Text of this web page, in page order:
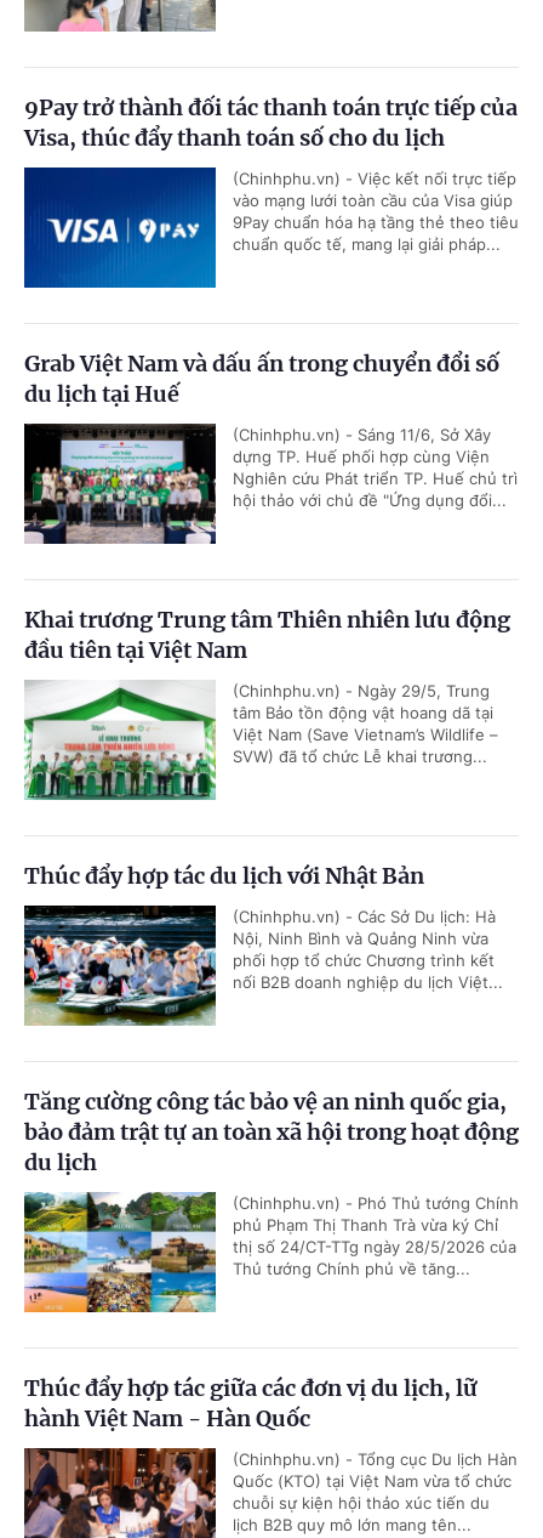
9Pay trở thành đối tác thanh toán trực tiếp của
Visa, thúc đẩy thanh toán số cho du lịch
(Chinhphu.vn) - Việc kết nối trực tiếp
vào mạng lưới toàn cầu của Visa giúp
9Pay chuẩn hóa hạ tầng thẻ theo tiêu
chuẩn quốc tế, mang lại giải pháp...
Grab Việt Nam và dấu ấn trong chuyển đổi số
du lịch tại Huế
(Chinhphu.vn) - Sáng 11/6, Sở Xây
dựng TP. Huế phối hợp cùng Viện
Nghiên cứu Phát triển TP. Huế chủ trì
hội thảo với chủ đề "Ứng dụng đổi...
Khai trương Trung tâm Thiên nhiên lưu động
đầu tiên tại Việt Nam
(Chinhphu.vn) - Ngày 29/5, Trung
tâm Bảo tồn động vật hoang dã tại
Việt Nam (Save Vietnam’s Wildlife –
SVW) đã tổ chức Lễ khai trương...
Thúc đẩy hợp tác du lịch với Nhật Bản
(Chinhphu.vn) - Các Sở Du lịch: Hà
Nội, Ninh Bình và Quảng Ninh vừa
phối hợp tổ chức Chương trình kết
nối B2B doanh nghiệp du lịch Việt...
Tăng cường công tác bảo vệ an ninh quốc gia,
bảo đảm trật tự an toàn xã hội trong hoạt động
du lịch
(Chinhphu.vn) - Phó Thủ tướng Chính
phủ Phạm Thị Thanh Trà vừa ký Chỉ
thị số 24/CT-TTg ngày 28/5/2026 của
Thủ tướng Chính phủ về tăng...
Thúc đẩy hợp tác giữa các đơn vị du lịch, lữ
hành Việt Nam - Hàn Quốc
(Chinhphu.vn) - Tổng cục Du lịch Hàn
Quốc (KTO) tại Việt Nam vừa tổ chức
chuỗi sự kiện hội thảo xúc tiến du
lịch B2B quy mô lớn mang tên...